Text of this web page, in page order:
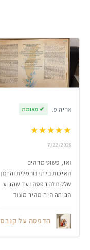
אריה פ. ✔ מאומת
★★★★★
7/22/2026
ואו, פשוט מדהים
האיכות בלתי נורמלית והזמן
שלקח להדפסה ועד שהגיע
הביתה היה מהיר מעוד
הדפסה על קנבס